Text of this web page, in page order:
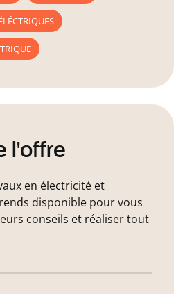
l'offre
en électricité et
disponible pour vous
conseils et réaliser tout